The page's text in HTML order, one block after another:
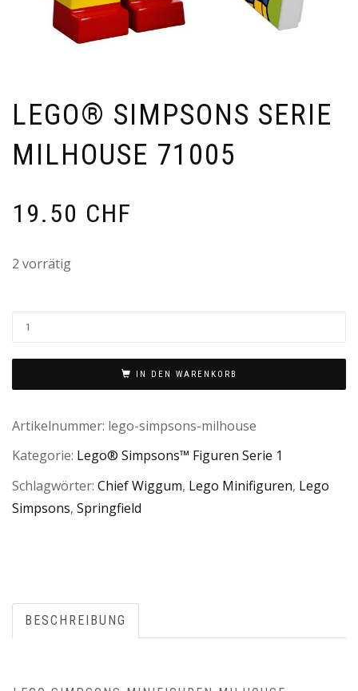
LEGO® SIMPSONS SERIE
MILHOUSE 71005
19.50 CHF
2 vorrätig
IN DEN WARENKORB
Artikelnummer: lego-simpsons-milhouse
Kategorie: Lego® Simpsons™ Figuren Serie 1
Schlagwörter: Chief Wiggum, Lego Minifiguren, Lego
Simpsons, Springfield
BESCHREIBUNG